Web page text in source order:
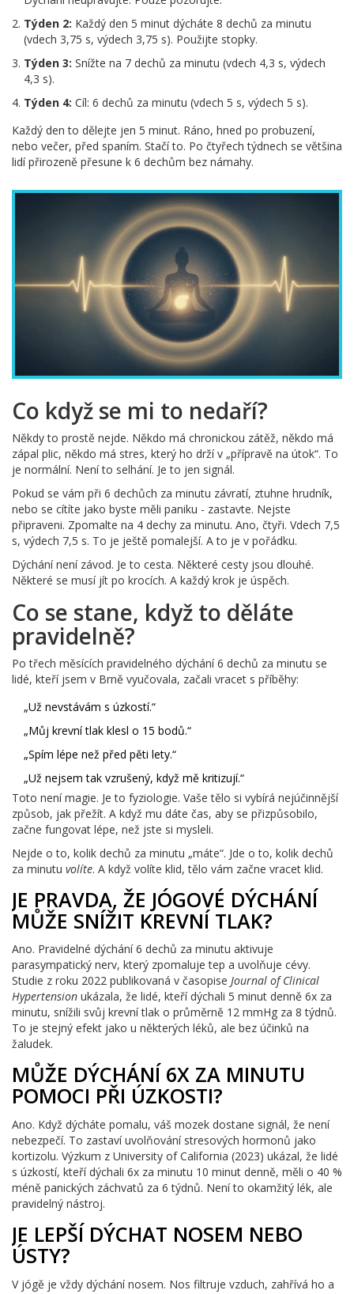
Týden 2: Každý den 5 minut dýcháte 8 dechů za minutu
(vdech 3,75 s, výdech 3,75 s). Použijte stopky.
Týden 3: Snížte na 7 dechů za minutu (vdech 4,3 s, výdech
4,3 s).
Týden 4: Cíl: 6 dechů za minutu (vdech 5 s, výdech 5 s).
Každý den to dělejte jen 5 minut. Ráno, hned po probuzení,
nebo večer, před spaním. Stačí to. Po čtyřech týdnech se většina
lidí přirozeně přesune k 6 dechům bez námahy.
Co když se mi to nedaří?
Někdy to prostě nejde. Někdo má chronickou zátěž, někdo má
zápal plic, někdo má stres, který ho drží v „přípravě na útok“. To
je normální. Není to selhání. Je to jen signál.
Pokud se vám při 6 dechůch za minutu závratí, ztuhne hrudník,
nebo se cítíte jako byste měli paniku - zastavte. Nejste
připraveni. Zpomalte na 4 dechy za minutu. Ano, čtyři. Vdech 7,5
s, výdech 7,5 s. To je ještě pomalejší. A to je v pořádku.
Dýchání není závod. Je to cesta. Některé cesty jsou dlouhé.
Některé se musí jít po krocích. A každý krok je úspěch.
Co se stane, když to děláte
pravidelně?
Po třech měsících pravidelného dýchání 6 dechů za minutu se
lidé, kteří jsem v Brně vyučovala, začali vracet s příběhy:
„Už nevstávám s úzkostí.“
„Můj krevní tlak klesl o 15 bodů.“
„Spím lépe než před pěti lety.“
„Už nejsem tak vzrušený, když mě kritizují.“
Toto není magie. Je to fyziologie. Vaše tělo si vybírá nejúčinnější
způsob, jak přežít. A když mu dáte čas, aby se přizpůsobilo,
začne fungovat lépe, než jste si mysleli.
Nejde o to, kolik dechů za minutu „máte“. Jde o to, kolik dechů
za minutu volíte. A když volíte klid, tělo vám začne vracet klid.
JE PRAVDA, ŽE JÓGOVÉ DÝCHÁNÍ
MŮŽE SNÍŽIT KREVNÍ TLAK?
Ano. Pravidelné dýchání 6 dechů za minutu aktivuje
parasympatický nerv, který zpomaluje tep a uvolňuje cévy.
Studie z roku 2022 publikovaná v časopise Journal of Clinical
Hypertension ukázala, že lidé, kteří dýchali 5 minut denně 6x za
minutu, snížili svůj krevní tlak o průměrně 12 mmHg za 8 týdnů.
To je stejný efekt jako u některých léků, ale bez účinků na
žaludek.
MŮŽE DÝCHÁNÍ 6X ZA MINUTU
POMOCI PŘI ÚZKOSTI?
Ano. Když dýcháte pomalu, váš mozek dostane signál, že není
nebezpečí. To zastaví uvolňování stresových hormonů jako
kortizolu. Výzkum z University of California (2023) ukázal, že lidé
s úzkostí, kteří dýchali 6x za minutu 10 minut denně, měli o 40 %
méně panických záchvatů za 6 týdnů. Není to okamžitý lék, ale
pravidelný nástroj.
JE LEPŠÍ DÝCHAT NOSEM NEBO
ÚSTY?
V jógě je vždy dýchání nosem. Nos filtruje vzduch, zahřívá ho a